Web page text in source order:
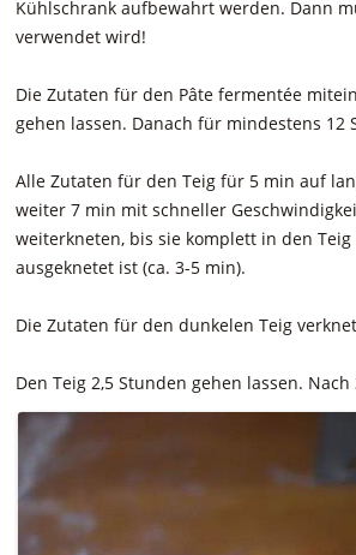
Kühlschrank aufbewahrt werden. Dann
verwendet wird!
Die Zutaten für den Pâte fermentée
gehen lassen. Danach für mindestens
Alle Zutaten für den Teig für 5 min auf
weiter 7 min mit schneller
weiterkneten, bis sie komplett in den
ausgeknetet ist (ca. 3-5 min).
Die Zutaten für den dunkelen Teig
Den Teig 2,5 Stunden gehen lassen.